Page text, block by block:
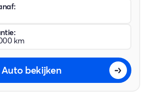
km
Auto bekijken